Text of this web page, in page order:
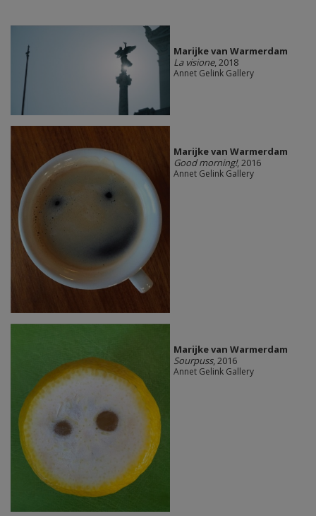
Marijke van Warmerdam
La visione, 2018
Annet Gelink Gallery
Marijke van Warmerdam
Good morning!, 2016
Annet Gelink Gallery
Marijke van Warmerdam
Sourpuss, 2016
Annet Gelink Gallery